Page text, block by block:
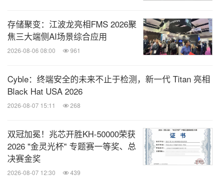
存储聚变：江波龙亮相FMS 2026聚
焦三大端侧AI场景综合应用
2026-08-06 08:00 961
Cyble：终端安全的未来不止于检测，新一代 Titan 亮相
Black Hat USA 2026
2026-08-07 15:11 268
双冠加冕！兆芯开胜KH‑50000荣获
2026 "金灵光杯" 专题赛一等奖、总
决赛金奖
2026-08-07 12:30 439